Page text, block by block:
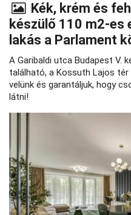
Kék, krém és
készülő 110 m2-es
lakás a Parlament
A Garibaldi utca Budapest V.
található, a Kossuth Lajos
velünk és garantáljuk, hogy
látni!